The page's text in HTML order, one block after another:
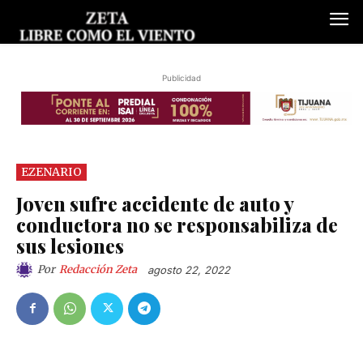
Publicidad
EZENARIO
Joven sufre accidente de auto y
conductora no se responsabiliza de
sus lesiones
Por Redacción Zeta agosto 22, 2022